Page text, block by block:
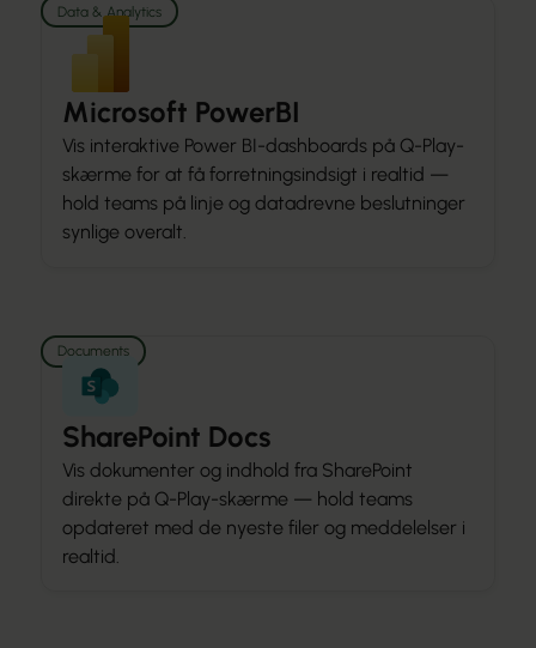
Data & Analytics
Microsoft PowerBI
Vis interaktive Power BI-dashboards på Q-Play-
skærme for at få forretningsindsigt i realtid —
hold teams på linje og datadrevne beslutninger
synlige overalt.
Documents
SharePoint Docs
Vis dokumenter og indhold fra SharePoint
direkte på Q-Play-skærme — hold teams
opdateret med de nyeste filer og meddelelser i
realtid.